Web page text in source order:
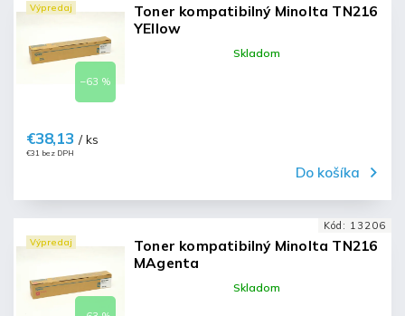
Výpredaj
–63 %
Toner kompatibilný Minolta TN216
YEllow
Skladom
€31 bez DPH
€38,13 / ks
Do košíka
Výpredaj
Toner kompatibilný Minolta TN216
MAgenta
Skladom
Kód: 13206